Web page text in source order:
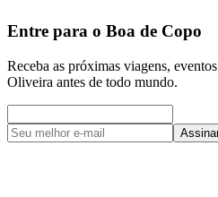
Entre para o Boa de Copo
Receba as próximas viagens,
Oliveira antes de todo mundo.